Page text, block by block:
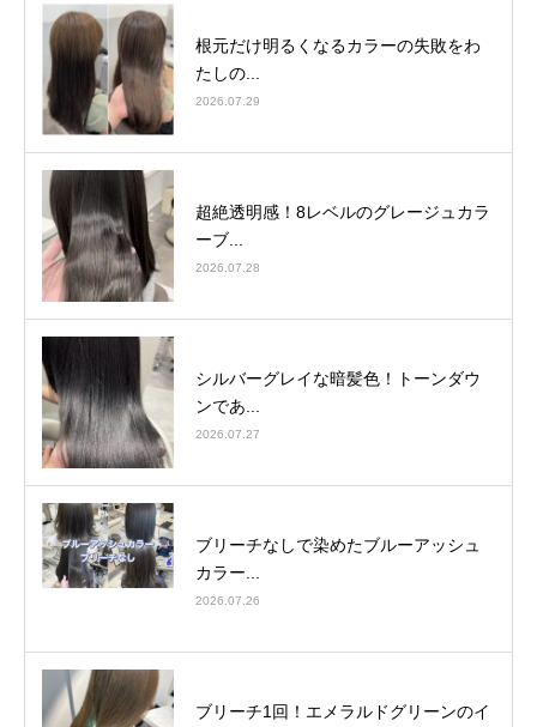
根元だけ明るくなるカラーの失敗をわ
たしの...
2026.07.29
超絶透明感！8レベルのグレージュカラ
ーブ...
2026.07.28
シルバーグレイな暗髪色！トーンダウ
ンであ...
2026.07.27
ブリーチなしで染めたブルーアッシュ
カラー...
2026.07.26
ブリーチ1回！エメラルドグリーンのイ